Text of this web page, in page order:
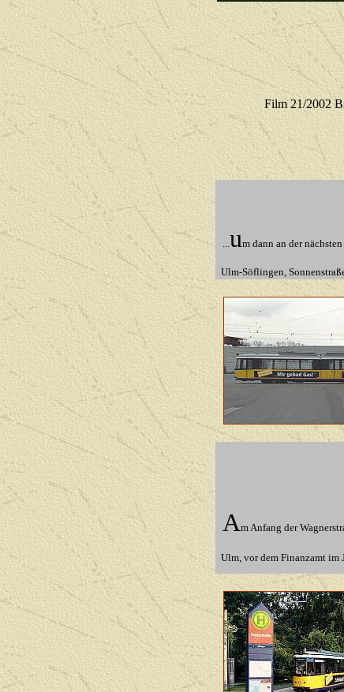
Film 21/2002
...um dann an der
Ulm-Söflingen,
Am Anfang der
Ulm, vor dem Finanzamt im